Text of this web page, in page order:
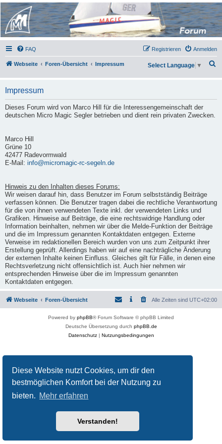
Diese Website nutzt Cookies, um dir den
bestmöglichen Komfort bei der Nutzung zu
bieten. Mehr erfahren
Verstanden!
Micro Magic Forum
Deutschland
FAQ Anmelden
Registrieren
Webseite Foren-Übersicht Impressum
h
Select Language ▼
Impressum
Dieses Forum wird von Marco Hill für die Interessengemeinschaft der
deutschen Micro Magic Segler betrieben und dient rein privaten Zwecken.
Marco Hill
Grüne 10
42477 Radevormwald
E-Mail: info@micromagic-rc-segeln.de
Hinweis zu den Inhalten dieses Forums:
Wir weisen darauf hin, dass Benutzer im Forum selbstständig Beiträge
verfassen können. Die Benutzer tragen dabei die rechtliche Verantwortung
für die von ihnen verwendeten Texte inkl. der verwendeten Links und
Grafiken. Hinweise auf Beiträge, die eine rechtswidrige Handlung oder
Information beinhalten, nehmen wir über die Melde-Funktion der Beiträge
und die im Impressum genannten Kontaktdaten entgegen. Externe
Verweise im redaktionellen Bereich wurden von uns zum Zeitpunkt ihrer
Erstellung geprüft. Allerdings haben wir auf eine nachträgliche Änderung
der externen Inhalte keinen Einfluss. Gleiches gilt für Fälle, in denen eine
Rechtsverletzung nicht offensichtlich ist. Auch hier nehmen wir
entsprechenden Hinweise über die im Impressum genannten
Kontaktdaten entgegen.
Webseite Foren-Übersicht Alle Zeiten sind UTC+02:00
Powered by phpBB® Forum Software © phpBB Limited
Deutsche Übersetzung durch phpBB.de
Datenschutz| Nutzungsbedingungen